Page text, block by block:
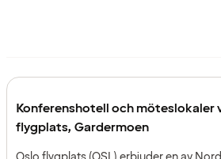
Konferenshotell och möteslokaler
flygplats, Gardermoen